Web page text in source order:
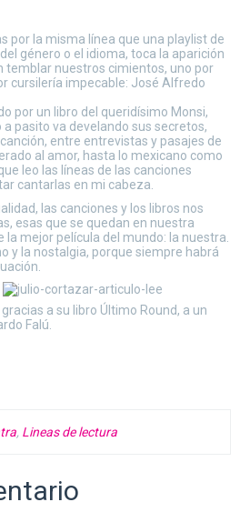
por la misma línea que una playlist de
género o el idioma, toca la aparición
temblar nuestros cimientos, uno por
cursilería impecable: José Alfredo
por un libro del queridísimo Monsi,
pasito va develando sus secretos,
entre entrevistas y pasajes de
al amor, hasta lo mexicano como
leo las líneas de las canciones
cantarlas en mi cabeza.
las canciones y los libros nos
esas que se quedan en nuestra
mejor película del mundo: la nuestra.
y la nostalgia, porque siempre habrá
a su libro Último Round, a un
Falú.
, Lineas de lectura